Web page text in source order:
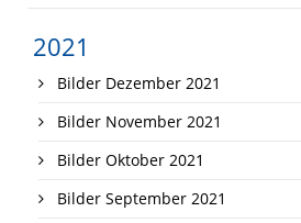
2021
Bilder Dezember 2021
Bilder November 2021
Bilder Oktober 2021
Bilder September 2021